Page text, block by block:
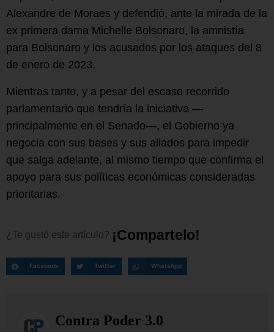
Alexandre de Moraes y defendió, ante la mirada de la
ex primera dama Michelle Bolsonaro, la amnistía
para Bolsonaro y los acusados por los ataques del 8
de enero de 2023.
Mientras tanto, y a pesar del escaso recorrido
parlamentario que tendría la iniciativa —
principalmente en el Senado—, el Gobierno ya
negocia con sus bases y sus aliados para impedir
que salga adelante, al mismo tiempo que confirma el
apoyo para sus políticas económicas consideradas
prioritarias.
¿Te gustó este artículo? ¡Compartelo!
Facebook Twitter WhatsApp
Contra Poder 3.0